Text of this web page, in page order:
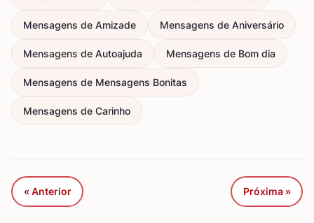
Mensagens de Amizade Mensagens de Aniversário
Mensagens de Autoajuda Mensagens de Bom dia
Mensagens de Mensagens Bonitas
Mensagens de Carinho
« Anterior Próxima »